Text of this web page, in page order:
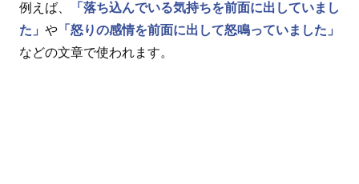
例えば、
「落ち込んでいる気持ちを前面に出していまし
た」 や 「怒りの感情を前面に出して怒鳴っていました」
などの文章で使われます。